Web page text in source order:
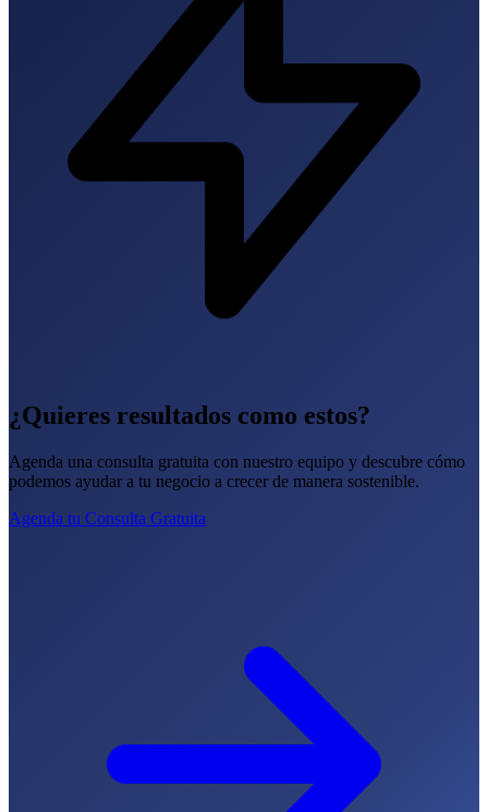
¿Quieres resultados como estos?
Agenda una consulta gratuita con nuestro equipo y descubre cómo
podemos ayudar a tu negocio a crecer de manera sostenible.
Agenda tu Consulta Gratuita